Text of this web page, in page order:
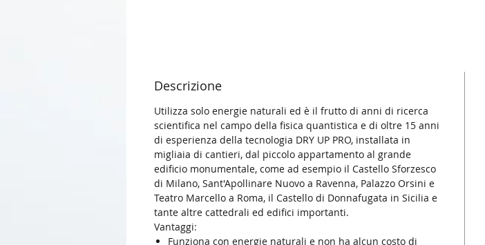
Descrizione
Utilizza solo energie naturali ed è il frutto di anni di ricerca
scientifica nel campo della fisica quantistica e di oltre 15 anni
di esperienza della tecnologia DRY UP PRO, installata in
migliaia di cantieri, dal piccolo appartamento al grande
edificio monumentale, come ad esempio il Castello Sforzesco
di Milano, Sant'Apollinare Nuovo a Ravenna, Palazzo Orsini e
Teatro Marcello a Roma, il Castello di Donnafugata in Sicilia e
tante altre cattedrali ed edifici importanti.
Vantaggi:
Funziona con energie naturali e non ha alcun costo di